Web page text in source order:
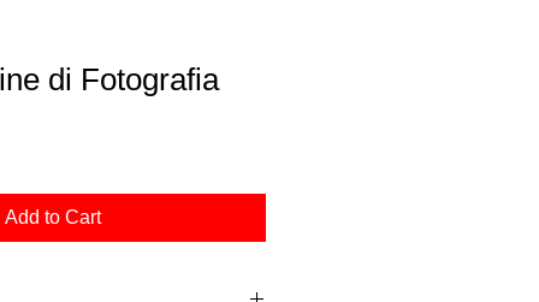
di Fotografia
Add to Cart